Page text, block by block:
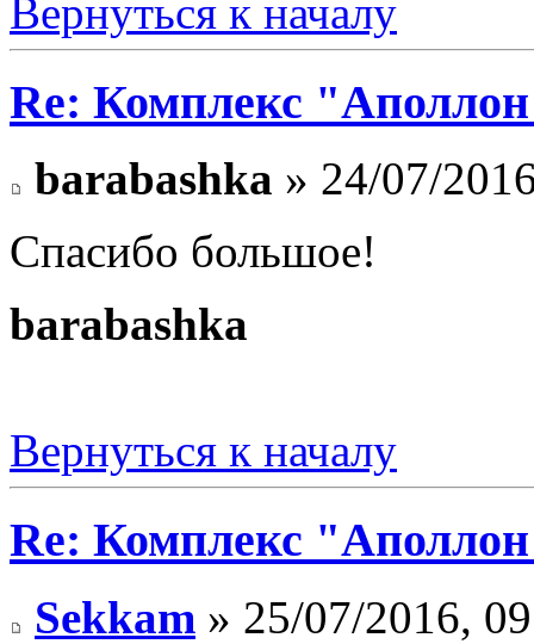
Вернуться к началу
Re: Комплекс
barabashka » 24/07/
Спасибо большое!
barabashka
Вернуться к началу
Re: Комплекс
Sekkam » 25/07/2016,